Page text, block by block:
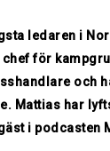
ledaren i
för
och
Mattias har
i podcasten